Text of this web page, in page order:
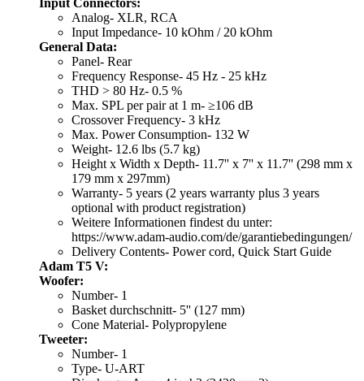
Analog- XLR, RCA
Input Impedance- 10 kOhm / 20 kOhm
General Data:
Panel- Rear
Frequency Response- 45 Hz - 25 kHz
THD > 80 Hz- 0.5 %
Max. SPL per pair at 1 m- ≥106 dB
Crossover Frequency- 3 kHz
Max. Power Consumption- 132 W
Weight- 12.6 lbs (5.7 kg)
Height x Width x Depth- 11.7'' x 7'' x 11.7'' (298 mm x
179 mm x 297mm)
Warranty- 5 years (2 years warranty plus 3 years
optional with product registration)
Weitere Informationen findest du unter:
https://www.adam-audio.com/de/garantiebedingungen/
Delivery Contents- Power cord, Quick Start Guide
Adam T5 V:
Woofer:
Number- 1
Basket durchschnitt- 5'' (127 mm)
Cone Material- Polypropylene
Tweeter:
Number- 1
Type- U-ART